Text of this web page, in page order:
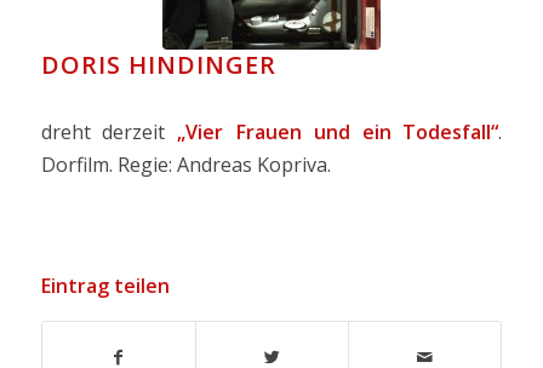
DORIS HINDINGER
dreht derzeit „Vier Frauen und ein Todesfall“.
Dorfilm. Regie: Andreas Kopriva.
Eintrag teilen